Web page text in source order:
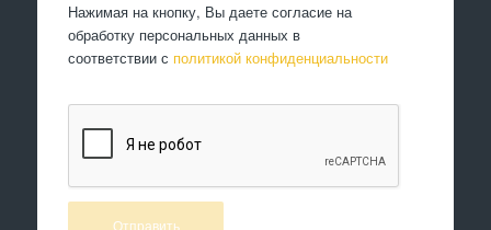
Нажимая на кнопку, Вы даете согласие на
обработку персональных данных в
соответствии с политикой конфиденциальности